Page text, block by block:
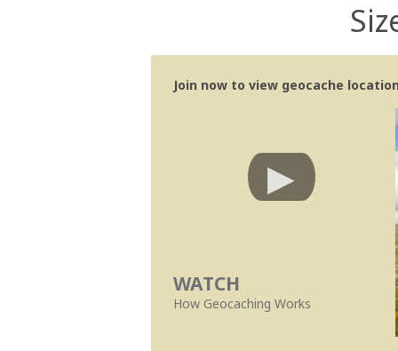
Join now to view geocache
WATCH
How Geocaching Works